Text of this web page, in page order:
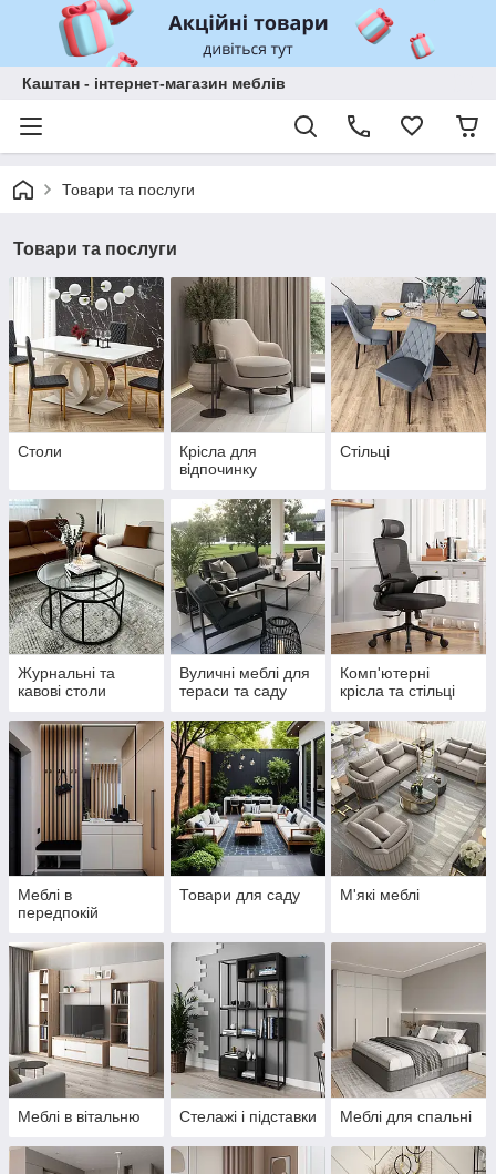
Каштан - інтернет-магазин меблів
Товари та послуги
Товари та послуги
Столи
Крісла для
відпочинку
Стільці
Журнальні та
кавові столи
Вуличні меблі для
тераси та саду
Комп'ютерні
крісла та стільці
Меблі в
передпокій
Товари для саду М'які меблі
Меблі в вітальню Стелажі і підставки Меблі для спальні